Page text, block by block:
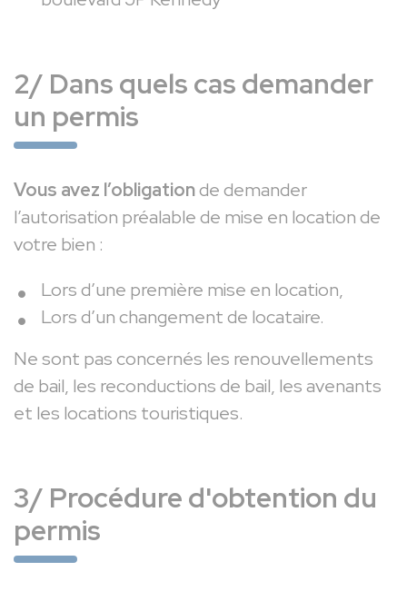
2/ Dans quels cas demander
un permis
Vous avez l’obligationde demander
l’autorisation préalable de mise en location de
votre bien :
Lors d’une première mise en location,
Lors d’un changement de locataire.
Ne sont pas concernés les renouvellements
de bail, les reconductions de bail, les avenants
et les locations touristiques.
3/ Procédure d'obtention du
permis